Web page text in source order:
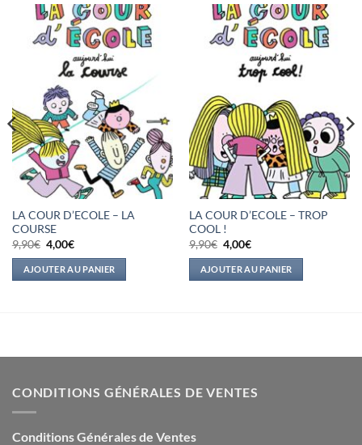
LA COUR D’ECOLE – LA
COURSE
9,90€ Le
prix
initial
était :
9,90€.
4,00€Le
actuel
est :
4,00€.
AJOUTER AU PANIER
LA COUR D’ECOLE – TROP
COOL !
9,90€ Le
prix
initial
était :
9,90€.
4,00€Le
actuel
est :
4,00€.
AJOUTER AU PANIER
CONDITIONS GÉNÉRALES DE VENTES
Conditions Générales de Ventes